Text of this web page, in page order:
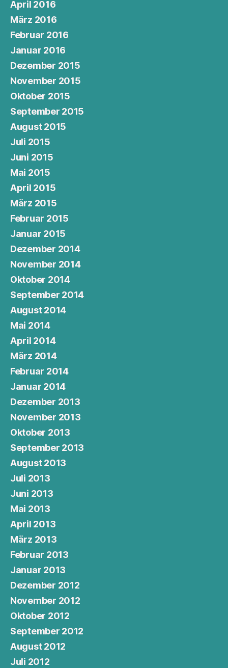
April 2016
März 2016
Februar 2016
Januar 2016
Dezember 2015
November 2015
Oktober 2015
September 2015
August 2015
Juli 2015
Juni 2015
Mai 2015
April 2015
März 2015
Februar 2015
Januar 2015
Dezember 2014
November 2014
Oktober 2014
September 2014
August 2014
Mai 2014
April 2014
März 2014
Februar 2014
Januar 2014
Dezember 2013
November 2013
Oktober 2013
September 2013
August 2013
Juli 2013
Juni 2013
Mai 2013
April 2013
März 2013
Februar 2013
Januar 2013
Dezember 2012
November 2012
Oktober 2012
September 2012
August 2012
Juli 2012